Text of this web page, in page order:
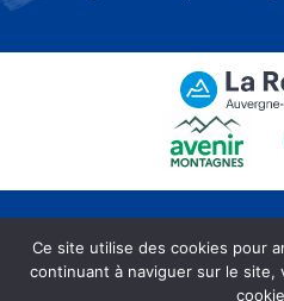
© Copyright EPIC Les Stations de la
Ce site utilise des cookies pour
continuant à naviguer sur le site,